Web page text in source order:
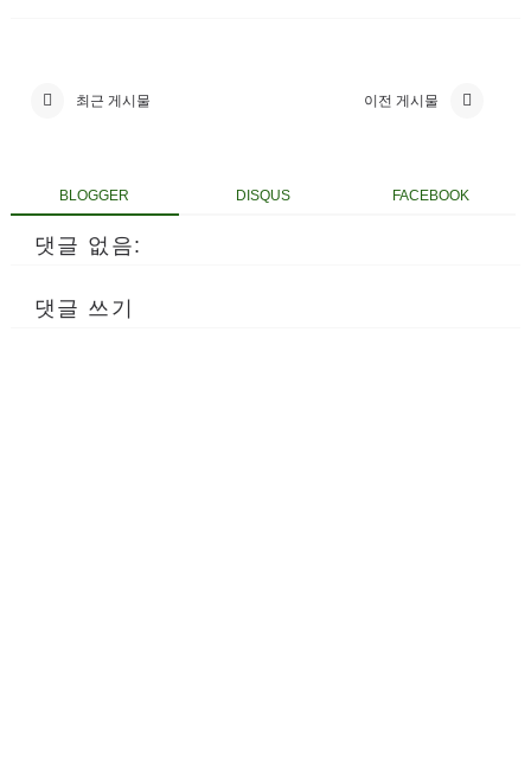
최근 게시물 이전 게시물
BLOGGER DISQUS FACEBOOK
댓글 없음:
댓글 쓰기